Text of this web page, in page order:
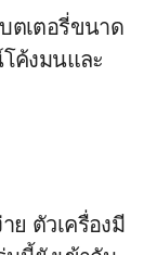
ตเตอรี่ขนาด
ค้งมนและ
ย ตัวเครื่องมี